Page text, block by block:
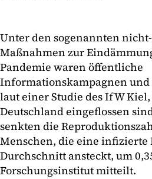
Unter den sogenannten
Maßnahmen zur
Pandemie waren öffentliche
Informationskampagnen
laut einer Studie des IfW
Deutschland eingeflossen
senkten die
Menschen, die eine infizierte
Durchschnitt ansteckt, um
Forschungsinstitut mitteilt.